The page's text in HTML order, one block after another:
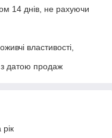
14 днів, не рахуючи
властивості,
датою продаж